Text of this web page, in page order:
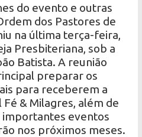
do evento e outras
dos Pastores de
na última terça-feira,
Presbiteriana, sob a
Batista. A reunião
preparar os
para receberem a
& Milagres, além de
eventos
nos próximos meses.